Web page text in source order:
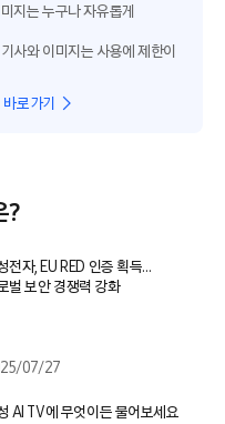
지는 누구나 자유롭게
사와 이미지는 사용에 제한이
로가기
?
전자, EU RED 인증 획득…
벌 보안 경쟁력 강화
07/27
AI TV에 무엇이든 물어보세요